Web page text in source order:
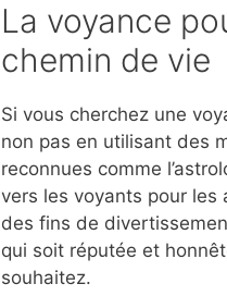
La voyance
chemin de vie
Si vous cherchez une
non pas en utilisant des
reconnues comme
vers les voyants pour les
des fins de
qui soit réputée et
souhaitez.